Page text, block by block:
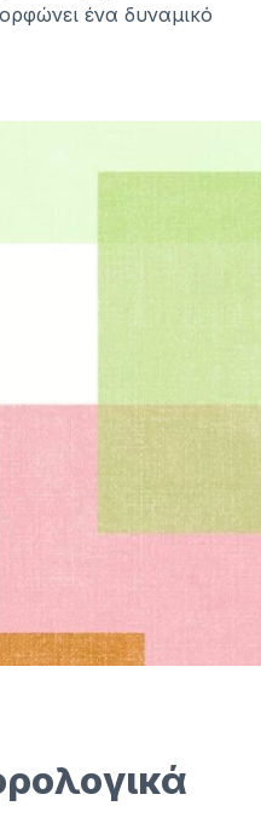
ένα δυναμικό